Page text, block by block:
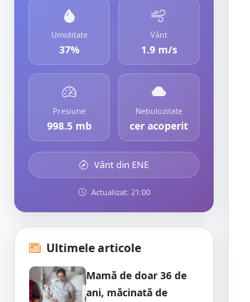
Umiditate
37%
Vânt
1.9 m/s
Presiune
998.5 mb
Nebulozitate
cer acoperit
Vânt din ENE
Actualizat: 21:00
Ultimele articole
Mamă de doar 36 de
ani, măcinată de